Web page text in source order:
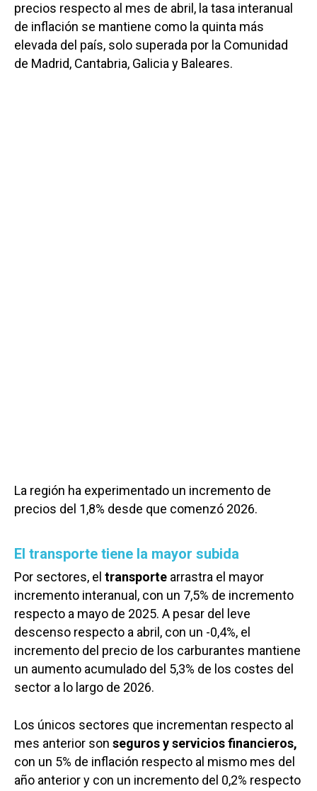
precios respecto al mes de abril, la tasa interanual
de inflación se mantiene como la quinta más
elevada del país, solo superada por la Comunidad
de Madrid, Cantabria, Galicia y Baleares.
La región ha experimentado un incremento de
precios del 1,8% desde que comenzó 2026.
El transporte tiene la mayor subida
Por sectores, el transporte arrastra el mayor
incremento interanual, con un 7,5% de incremento
respecto a mayo de 2025. A pesar del leve
descenso respecto a abril, con un -0,4%, el
incremento del precio de los carburantes mantiene
un aumento acumulado del 5,3% de los costes del
sector a lo largo de 2026.
Los únicos sectores que incrementan respecto al
mes anterior son seguros y servicios financieros,
con un 5% de inflación respecto al mismo mes del
año anterior y con un incremento del 0,2% respecto